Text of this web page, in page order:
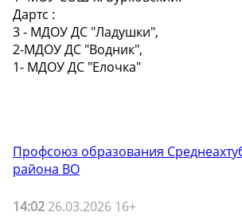
Дартс :
3 - МДОУ ДС "Ладушки",
2-МДОУ ДС "Водник",
1- МДОУ ДС "Елочка"
Профсоюз образования
района ВО
14:02 26.03.2026 16+